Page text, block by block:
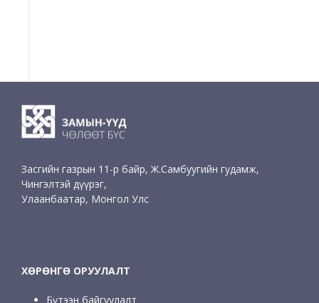
Засгийн газрын 11-р байр, Ж.Самбуугийн гудамж,
Чингэлтэй дүүрэг,
Улаанбаатар, Монгол Улс
ХӨРӨНГӨ ОРУУЛАЛТ
Бүтээн байгуулалт